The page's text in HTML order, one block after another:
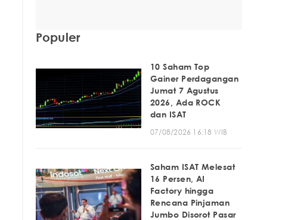
Populer
10 Saham Top
Gainer Perdagangan
Jumat 7 Agustus
2026, Ada ROCK
dan ISAT
07/08/2026 16:18 WIB
Saham ISAT Melesat
16 Persen, AI
Factory hingga
Rencana Pinjaman
Jumbo Disorot Pasar